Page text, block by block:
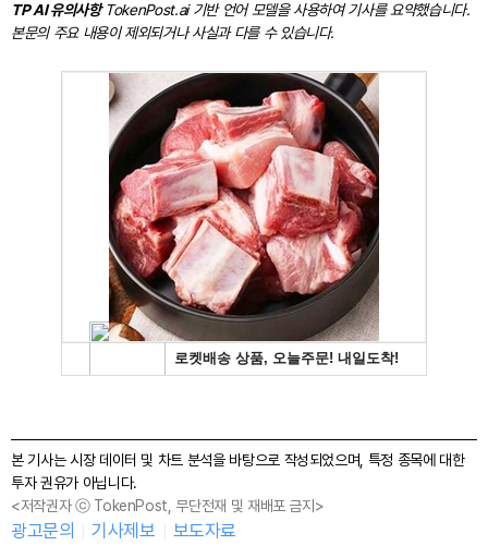
TP AI 유의사항TokenPost.ai 기반 언어 모델을 사용하여 기사를 요약했습니다.
본문의 주요 내용이 제외되거나 사실과 다를 수 있습니다.
본 기사는 시장 데이터 및 차트 분석을 바탕으로 작성되었으며, 특정 종목에 대한
투자 권유가 아닙니다.
<저작권자 ⓒ TokenPost, 무단전재 및 재배포 금지>
광고문의 기사제보 보도자료